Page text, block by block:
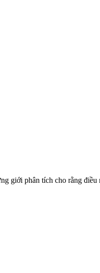
giới phân tích cho rằng điều